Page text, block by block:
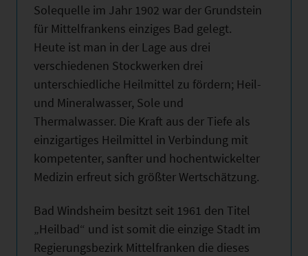
Solequelle im Jahr 1902 war der Grundstein
für Mittelfrankens einziges Bad gelegt.
Heute ist man in der Lage aus drei
verschiedenen Stockwerken drei
unterschiedliche Heilmittel zu fördern; Heil-
und Mineralwasser, Sole und
Thermalwasser. Die Kraft aus der Tiefe als
einzigartiges Heilmittel in Verbindung mit
kompetenter, sanfter und hochentwickelter
Medizin erfreut sich größter Wertschätzung.
Bad Windsheim besitzt seit 1961 den Titel
„Heilbad“ und ist somit die einzige Stadt im
Regierungsbezirk Mittelfranken die dieses